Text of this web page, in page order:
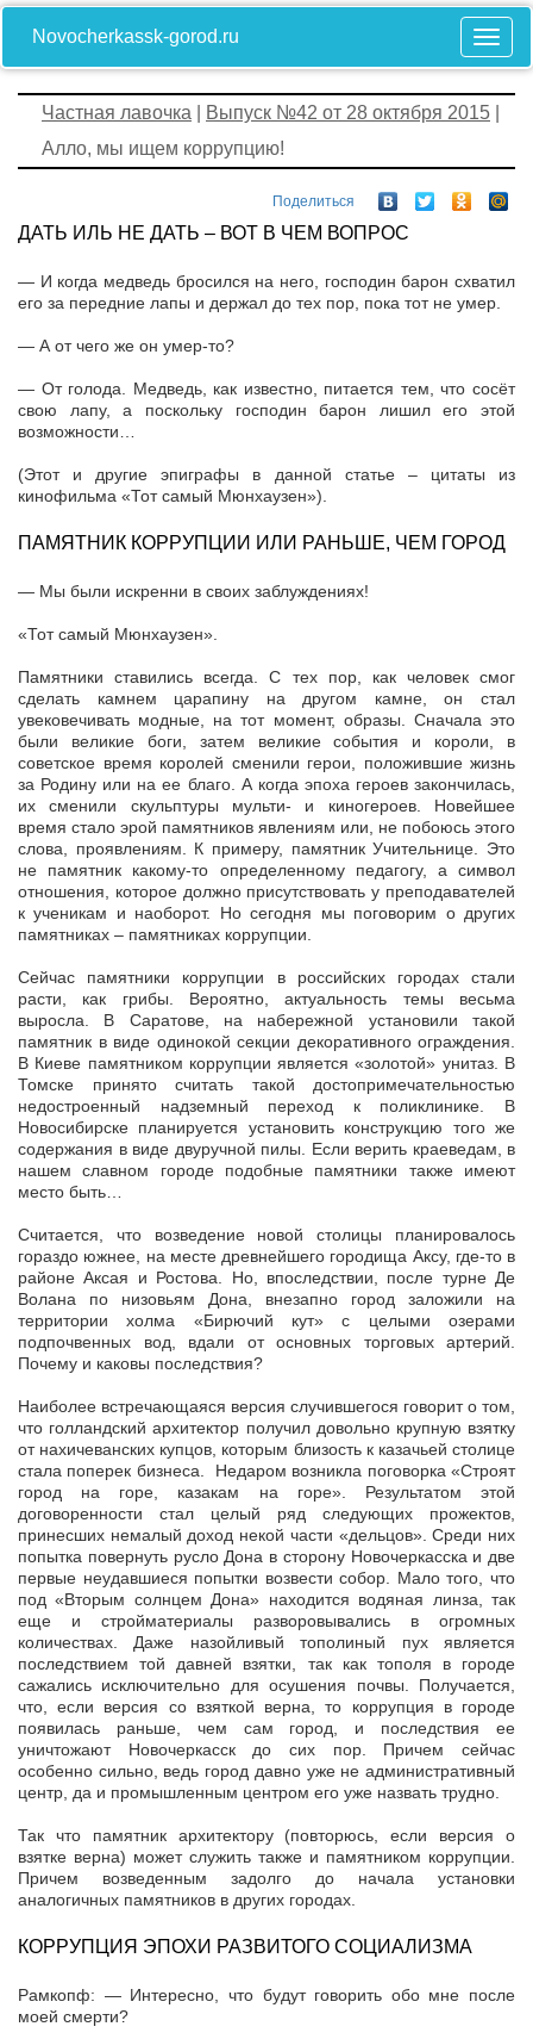
Novocherkassk-gorod.ru
Частная лавочка Выпуск №42 от 28 октября 2015
Алло, мы ищем коррупцию!
Поделиться
ДАТЬ ИЛЬ НЕ ДАТЬ – ВОТ В ЧЕМ ВОПРОС
— И когда медведь бросился на него, господин барон схватил
его за передние лапы и держал до тех пор, пока тот не умер.
— А от чего же он умер-то?
— От голода. Медведь, как известно, питается тем, что сосёт
свою лапу, а поскольку господин барон лишил его этой
возможности…
(Этот и другие эпиграфы в данной статье – цитаты из
кинофильма «Тот самый Мюнхаузен»).
ПАМЯТНИК КОРРУПЦИИ ИЛИ РАНЬШЕ, ЧЕМ ГОРОД
— Мы были искренни в своих заблуждениях!
«Тот самый Мюнхаузен».
Памятники ставились всегда. С тех пор, как человек смог
сделать камнем царапину на другом камне, он стал
увековечивать модные, на тот момент, образы. Сначала это
были великие боги, затем великие события и короли, в
советское время королей сменили герои, положившие жизнь
за Родину или на ее благо. А когда эпоха героев закончилась,
их сменили скульптуры мульти- и киногероев. Новейшее
время стало эрой памятников явлениям или, не побоюсь этого
слова, проявлениям. К примеру, памятник Учительнице. Это
не памятник какому-то определенному педагогу, а символ
отношения, которое должно присутствовать у преподавателей
к ученикам и наоборот. Но сегодня мы поговорим о других
памятниках – памятниках коррупции.
Сейчас памятники коррупции в российских городах стали
расти, как грибы. Вероятно, актуальность темы весьма
выросла. В Саратове, на набережной установили такой
памятник в виде одинокой секции декоративного ограждения.
В Киеве памятником коррупции является «золотой» унитаз. В
Томске принято считать такой достопримечательностью
недостроенный надземный переход к поликлинике. В
Новосибирске планируется установить конструкцию того же
содержания в виде двуручной пилы. Если верить краеведам, в
нашем славном городе подобные памятники также имеют
место быть…
Считается, что возведение новой столицы планировалось
гораздо южнее, на месте древнейшего городища Аксу, где-то в
районе Аксая и Ростова. Но, впоследствии, после турне Де
Волана по низовьям Дона, внезапно город заложили на
территории холма «Бирючий кут» с целыми озерами
подпочвенных вод, вдали от основных торговых артерий.
Почему и каковы последствия?
Наиболее встречающаяся версия случившегося говорит о том,
что голландский архитектор получил довольно крупную взятку
от нахичеванских купцов, которым близость к казачьей столице
стала поперек бизнеса. Недаром возникла поговорка «Строят
город на горе, казакам на горе». Результатом этой
договоренности стал целый ряд следующих прожектов,
принесших немалый доход некой части «дельцов». Среди них
попытка повернуть русло Дона в сторону Новочеркасска и две
первые неудавшиеся попытки возвести собор. Мало того, что
под «Вторым солнцем Дона» находится водяная линза, так
еще и стройматериалы разворовывались в огромных
количествах. Даже назойливый тополиный пух является
последствием той давней взятки, так как тополя в городе
сажались исключительно для осушения почвы. Получается,
что, если версия со взяткой верна, то коррупция в городе
появилась раньше, чем сам город, и последствия ее
уничтожают Новочеркасск до сих пор. Причем сейчас
особенно сильно, ведь город давно уже не административный
центр, да и промышленным центром его уже назвать трудно.
Так что памятник архитектору (повторюсь, если версия о
взятке верна) может служить также и памятником коррупции.
Причем возведенным задолго до начала установки
аналогичных памятников в других городах.
КОРРУПЦИЯ ЭПОХИ РАЗВИТОГО СОЦИАЛИЗМА
Рамкопф: — Интересно, что будут говорить обо мне после
моей смерти?